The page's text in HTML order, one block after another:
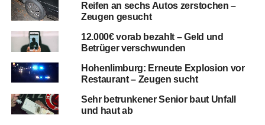
Reifen an sechs Autos zerstochen –
Zeugen gesucht
12.000€ vorab bezahlt – Geld und
Betrüger verschwunden
Hohenlimburg: Erneute Explosion vor
Restaurant – Zeugen sucht
Sehr betrunkener Senior baut Unfall
und haut ab